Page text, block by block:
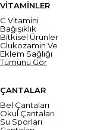
VİTAMİNLER
C Vitamini
Bağışıklık
Bitkisel Ürünler
Glukozamin Ve
Eklem Sağlığı
Tümünü Gör
ÇANTALAR
Bel Çantaları
Okul Çantaları
Su Sporları